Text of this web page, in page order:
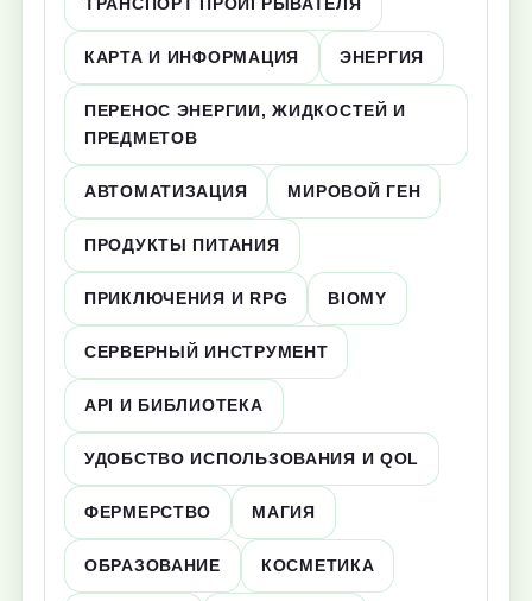
КАРТА И ИНФОРМАЦИЯ ЭНЕРГИЯ
ПЕРЕНОС ЭНЕРГИИ, ЖИДКОСТЕЙ И
ПРЕДМЕТОВ
АВТОМАТИЗАЦИЯ МИРОВОЙ ГЕН
ПРОДУКТЫ ПИТАНИЯ
ПРИКЛЮЧЕНИЯ И RPG BIOMY
СЕРВЕРНЫЙ ИНСТРУМЕНТ
API И БИБЛИОТЕКА
УДОБСТВО ИСПОЛЬЗОВАНИЯ И QOL
ФЕРМЕРСТВО МАГИЯ
ОБРАЗОВАНИЕ КОСМЕТИКА